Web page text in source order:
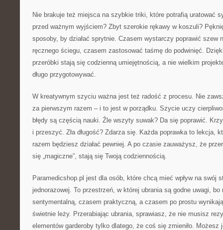
Nie brakuje też miejsca na szybkie triki, które potrafią uratować
przed ważnym wyjściem? Zbyt szerokie rękawy w koszuli?
sposoby, by działać sprytnie. Czasem wystarczy poprawić szew
ręcznego ściegu, czasem zastosować taśmę do podwinięć.
przeróbki stają się codzienną umiejętnością, a nie wielkim
długo przygotowywać.
W kreatywnym szyciu ważna jest też radość z procesu. Nie
za pierwszym razem – i to jest w porządku. Szycie uczy
błędy są częścią nauki. Źle wszyty suwak? Da się poprawić.
i przeszyć. Zła długość? Zdarza się. Każda poprawka to lekcja,
razem będziesz działać pewniej. A po czasie zauważysz, że
się „magiczne”, stają się Twoją codziennością.
Paramedicshop.pl jest dla osób, które chcą mieć wpływ na swój
jednorazowej. To przestrzeń, w której ubrania są godne uwagi,
sentymentalną, czasem praktyczną, a czasem po prostu
świetnie leży. Przerabiając ubrania, sprawiasz, że nie musisz
elementów garderoby tylko dlatego, że coś się zmieniło. Możesz